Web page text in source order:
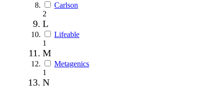
Carlson
2
L
Lifeable
1
M
Metagenics
1
N